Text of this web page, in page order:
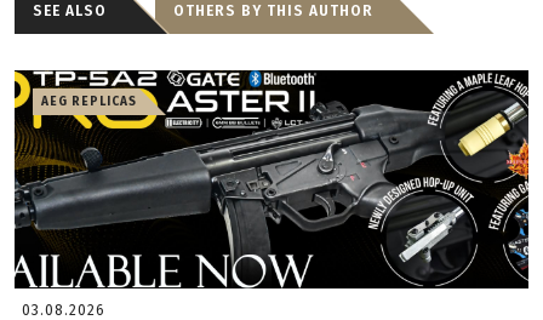
SEE ALSO OTHERS BY THIS AUTHOR
AEG REPLICAS
03.08.2026